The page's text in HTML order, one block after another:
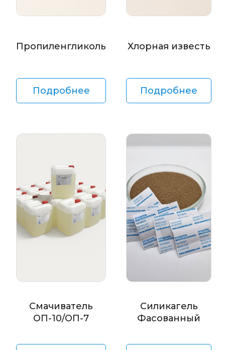
Пропиленгликоль
Подробнее
Хлорная известь
Подробнее
Смачиватель
ОП-10/ОП-7
Силикагель
Фасованный